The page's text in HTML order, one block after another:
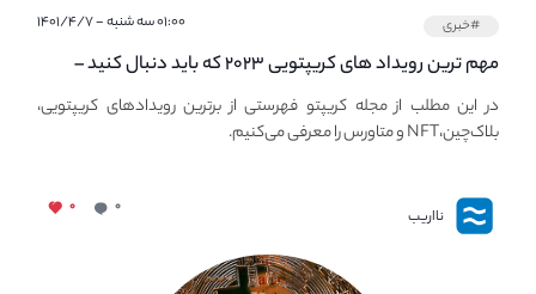
#خبری ۰۱:۰۰ سه شنبه - ۱۴۰۱/۴/۷
مهم ترین رویداد های کریپتویی ۲۰۲۳ که باید دنبال کنید –
معرفی بهترین رویداد های جهانی
در این مطلب از مجله کریپتو فهرستی از برترین رویدادهای کریپتویی،
بلاک‌چین،NFT و متاورس را معرفی می‌کنیم.
نااریب ۰ ۰